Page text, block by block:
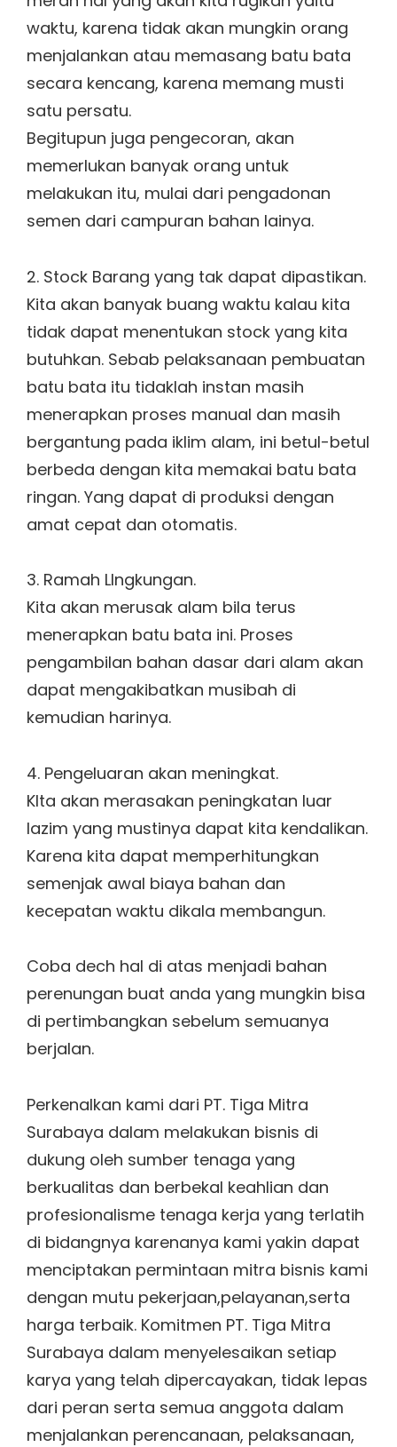
waktu, karena tidak akan mungkin orang
menjalankan atau memasang batu bata
secara kencang, karena memang musti
satu persatu.
Begitupun juga pengecoran, akan
memerlukan banyak orang untuk
melakukan itu, mulai dari pengadonan
semen dari campuran bahan lainya.
2. Stock Barang yang tak dapat dipastikan.
Kita akan banyak buang waktu kalau kita
tidak dapat menentukan stock yang kita
butuhkan. Sebab pelaksanaan pembuatan
batu bata itu tidaklah instan masih
menerapkan proses manual dan masih
bergantung pada iklim alam, ini betul-betul
berbeda dengan kita memakai batu bata
ringan. Yang dapat di produksi dengan
amat cepat dan otomatis.
3. Ramah LIngkungan.
Kita akan merusak alam bila terus
menerapkan batu bata ini. Proses
pengambilan bahan dasar dari alam akan
dapat mengakibatkan musibah di
kemudian harinya.
4. Pengeluaran akan meningkat.
KIta akan merasakan peningkatan luar
lazim yang mustinya dapat kita kendalikan.
Karena kita dapat memperhitungkan
semenjak awal biaya bahan dan
kecepatan waktu dikala membangun.
Coba dech hal di atas menjadi bahan
perenungan buat anda yang mungkin bisa
di pertimbangkan sebelum semuanya
berjalan.
Perkenalkan kami dari PT. Tiga Mitra
Surabaya dalam melakukan bisnis di
dukung oleh sumber tenaga yang
berkualitas dan berbekal keahlian dan
profesionalisme tenaga kerja yang terlatih
di bidangnya karenanya kami yakin dapat
menciptakan permintaan mitra bisnis kami
dengan mutu pekerjaan,pelayanan,serta
harga terbaik. Komitmen PT. Tiga Mitra
Surabaya dalam menyelesaikan setiap
karya yang telah dipercayakan, tidak lepas
dari peran serta semua anggota dalam
menjalankan perencanaan, pelaksanaan,